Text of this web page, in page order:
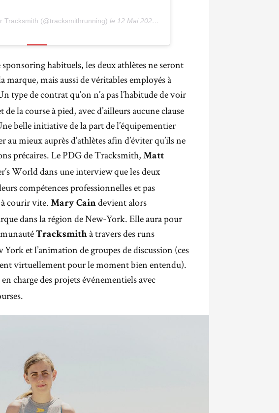
Tracksmith (@tracksmithrunning) le 12 Mai 2020 à 9 :17 PDT
habituels, les deux athlètes ne seront
marque, mais aussi de véritables employés à
type de contrat qu’on n’a pas l’habitude de voir
la course à pied, avec d’ailleurs aucune clause
belle initiative de la part de l’équipementier
au mieux auprès d’athlètes afin d’éviter qu’ils ne
précaires. Le PDG de Tracksmith, Matt
World dans une interview que les deux
compétences professionnelles et pas
courir vite. Mary Cain devient alors
dans la région de New-York. Elle aura pour
Tracksmith à travers des runs
et l’animation de groupes de discussion (ces
virtuellement pour le moment bien entendu).
en charge des projets événementiels avec